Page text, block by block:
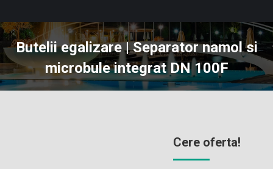
Butelii egalizare | Separator namol si
microbule integrat DN 100F
You are here:
Cere oferta!